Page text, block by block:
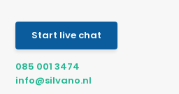
Start live chat
085 001 3474
info@silvano.nl